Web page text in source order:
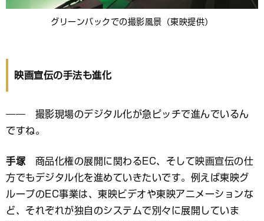
グリーンバックでの撮影風景（東映提供）
映画宣伝の手法も進化
―― 撮影現場のデジタル化が急ピッチで進んでいるん
ですね。
手塚 商品化権の展開に関わるEC、そして映画宣伝の仕
方でもデジタル化を進めていきたいです。例えば東映グ
ループのEC事業は、東映ビデオや東映アニメーションな
ど、それぞれが独自のシステムで別々に展開していま